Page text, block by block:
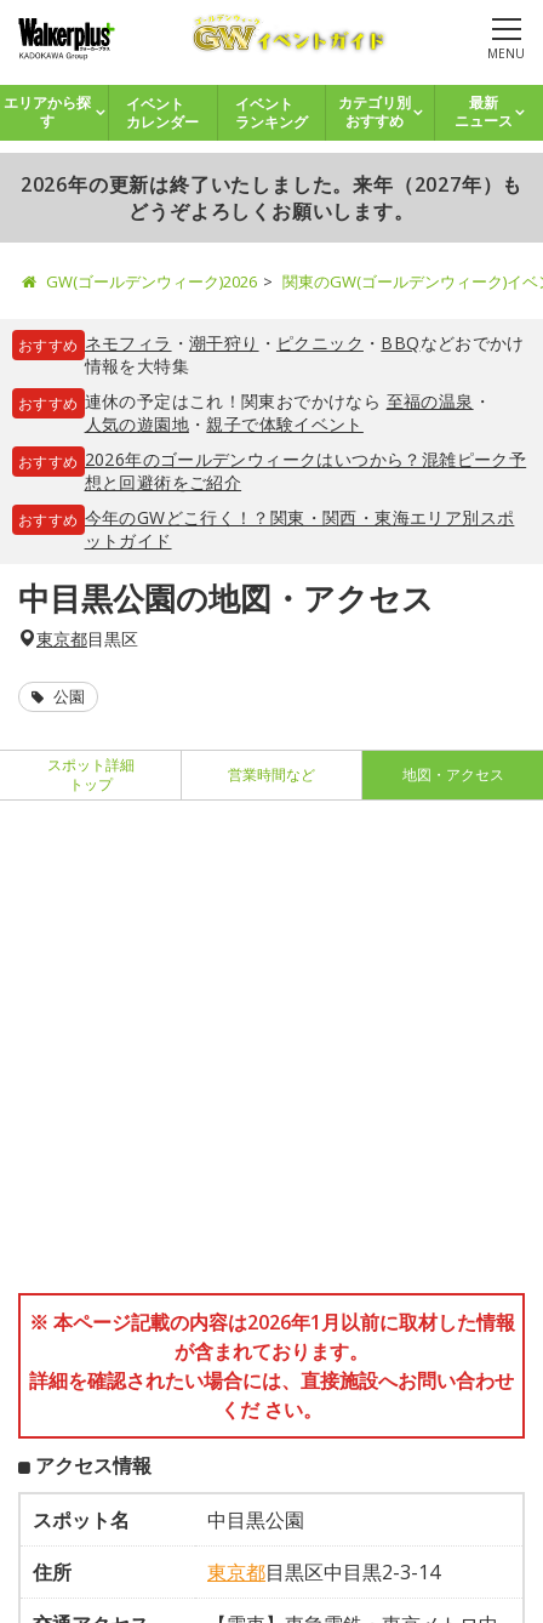
MENU
エリアから探
す
イベント
カレンダー
イベント
ランキング
カテゴリ別
おすすめ
最新
ニュース
2026年の更新は終了いたしました。来年（2027年）も
どうぞよろしくお願いします。
GW(ゴールデンウィーク)2026 関東のGW(ゴールデンウィーク)イ
おすすめ ネモフィラ ・ 潮干狩り ・ ピクニック ・ BBQなどおでかけ
情報を大特集
おすすめ 連休の予定はこれ！関東おでかけなら 至福の温泉 ・
人気の遊園地・親子で体験イベント
おすすめ 2026年のゴールデンウィークはいつから？混雑ピーク予
想と回避術をご紹介
おすすめ 今年のGWどこ行く！？関東・関西・東海エリア別スポ
ットガイド
中目黒公園の地図・アクセス
東京都目黒区
公園
スポット詳細
トップ
営業時間など 地図・アクセス
※ 本ページ記載の内容は2026年1月以前に取材した情報
が含まれております。
詳細を確認されたい場合には、直接施設へお問い合わせ
くだ さい。
アクセス情報
スポット名
中目黒公園
住所
東京都目黒区中目黒2-3-14